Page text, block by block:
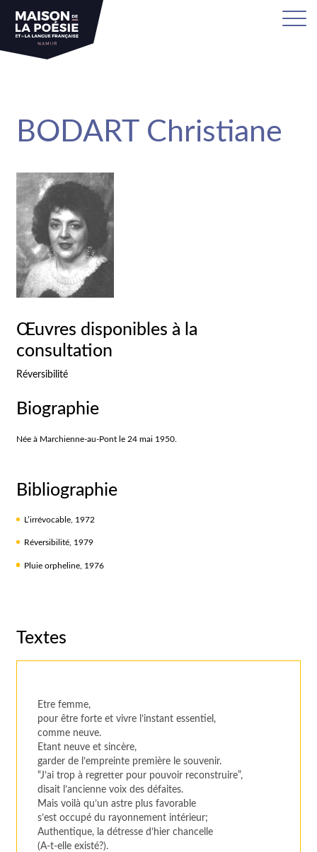
BODART Christiane
Œuvres disponibles à la
consultation
Réversibilité
Biographie
Née à Marchienne-au-Pont le 24 mai 1950.
Bibliographie
L’irrévocable, 1972
Réversibilité, 1979
Pluie orpheline, 1976
Textes
Etre femme,
pour être forte et vivre l’instant essentiel,
comme neuve.
Etant neuve et sincère,
garder de l’empreinte première le souvenir.
“J’ai trop à regretter pour pouvoir reconstruire”,
disait l’ancienne voix des défaites.
Mais voilà qu’un astre plus favorable
s’est occupé du rayonnement intérieur;
Authentique, la détresse d’hier chancelle
(A-t-elle existé?).